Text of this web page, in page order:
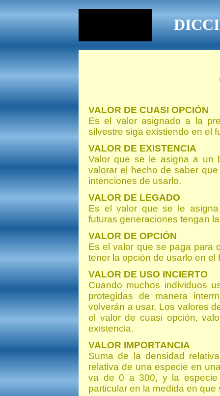
VALOR DE CUASI OPCIÓN
Es el valor asignado a la
silvestre siga existiendo en el
VALOR DE EXISTENCIA
Valor que se le asigna a un
valorar el hecho de saber
intenciones de usarlo.
VALOR DE LEGADO
Es el valor que se le
futuras generaciones tengan
VALOR DE OPCIÓN
Es el valor que se paga para
tener la opción de usarlo en el
VALOR DE USO INCIERTO
Cuando muchos individuos
protegidas de manera
volverán a usar. Los valores
el valor de cuasi opción,
existencia.
VALOR IMPORTANCIA
Suma de la densidad
relativa de una especie en
va de 0 a 300, y la especie
particular en la medida en